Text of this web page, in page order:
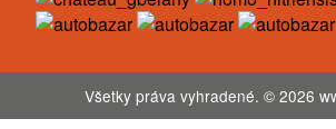
Všetky práva vyhradené. © 2026